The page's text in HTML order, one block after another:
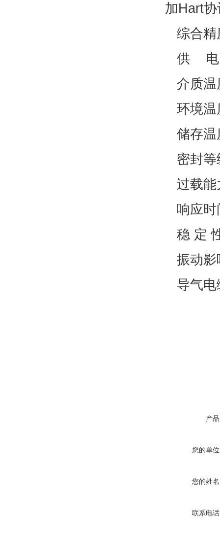
加Hart
综合精
供 电
介质温
环境温
储存温
密封等
过载能
响应时
稳 定
振动影
导气电
产
您的单
您的姓
联系电